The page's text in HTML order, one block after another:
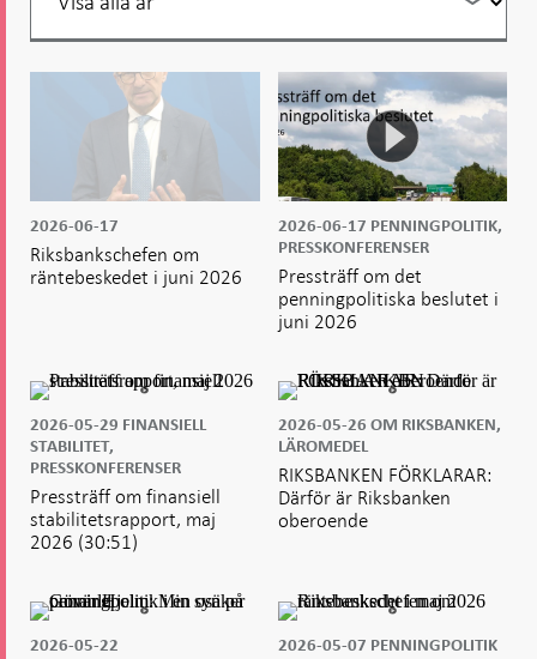
2026-06-17
Riksbankschefen om
räntebeskedet i juni 2026
2026-06-17 PENNINGPOLITIK,
PRESSKONFERENSER
Pressträff om det
penningpolitiska beslutet i
juni 2026
2026-05-29 FINANSIELL
STABILITET,
PRESSKONFERENSER
Pressträff om finansiell
stabilitetsrapport, maj
2026 (30:51)
2026-05-26 OM RIKSBANKEN,
LÄROMEDEL
RIKSBANKEN FÖRKLARAR:
Därför är Riksbanken
oberoende
2026-05-22 2026-05-07 PENNINGPOLITIK